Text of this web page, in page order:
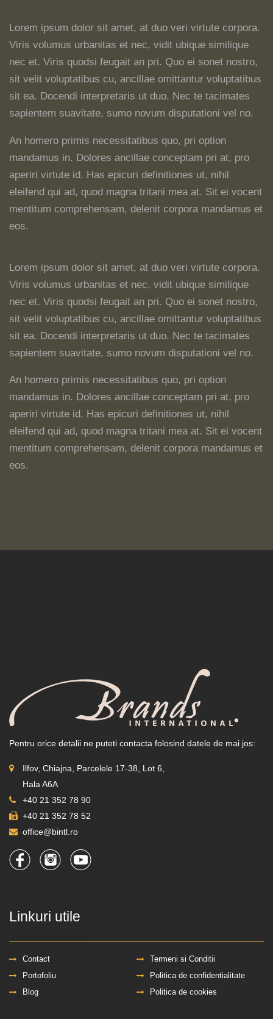
Lorem ipsum dolor sit amet, at duo veri virtute corpora.
Viris volumus urbanitas et nec, vidit ubique similique
nec et. Viris quodsi feugait an pri. Quo ei sonet nostro,
sit velit voluptatibus cu, ancillae omittantur voluptatibus
sit ea. Docendi interpretaris ut duo. Nec te tacimates
sapientem suavitate, sumo novum disputationi vel no.
An homero primis necessitatibus quo, pri option
mandamus in. Dolores ancillae conceptam pri at, pro
aperiri virtute id. Has epicuri definitiones ut, nihil
eleifend qui ad, quod magna tritani mea at. Sit ei vocent
mentitum comprehensam, delenit corpora mandamus et
eos.
Lorem ipsum dolor sit amet, at duo veri virtute corpora.
Viris volumus urbanitas et nec, vidit ubique similique
nec et. Viris quodsi feugait an pri. Quo ei sonet nostro,
sit velit voluptatibus cu, ancillae omittantur voluptatibus
sit ea. Docendi interpretaris ut duo. Nec te tacimates
sapientem suavitate, sumo novum disputationi vel no.
An homero primis necessitatibus quo, pri option
mandamus in. Dolores ancillae conceptam pri at, pro
aperiri virtute id. Has epicuri definitiones ut, nihil
eleifend qui ad, quod magna tritani mea at. Sit ei vocent
mentitum comprehensam, delenit corpora mandamus et
eos.
Pentru orice detalii ne puteti contacta folosind datele de mai jos:
Ilfov, Chiajna, Parcelele 17-38, Lot 6,
Hala A6A
+40 21 352 78 90
+40 21 352 78 52
office@bintl.ro
Linkuri utile
Contact
Termeni si Conditii
Portofoliu
Politica de confidentialitate
Blog
Politica de cookies